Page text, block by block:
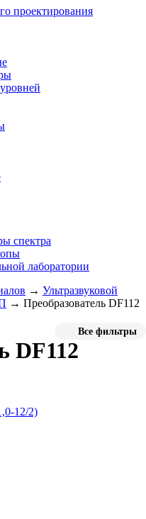
проектирования
спектра
лаборатории
→ Ультразвуковой
→ Преобразователь DF112
Все фильтры
DF112